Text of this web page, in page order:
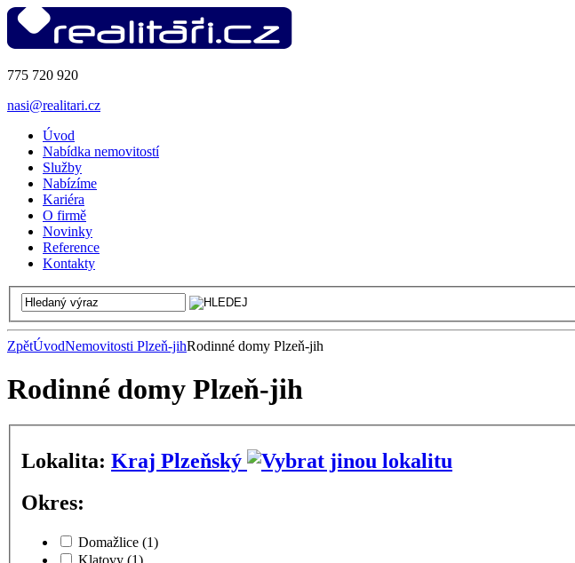
775 720 920
nasi@realitari.cz
Úvod
Nabídka nemovitostí
Služby
Nabízíme
Kariéra
O firmě
Novinky
Reference
Kontakty
ZpětÚvodNemovitosti Plzeň-jihRodinné domy Plzeň-jih
Rodinné domy Plzeň-jih
Lokalita:
Kraj Plzeňský
Okres:
Domažlice (1)
Klatovy (1)